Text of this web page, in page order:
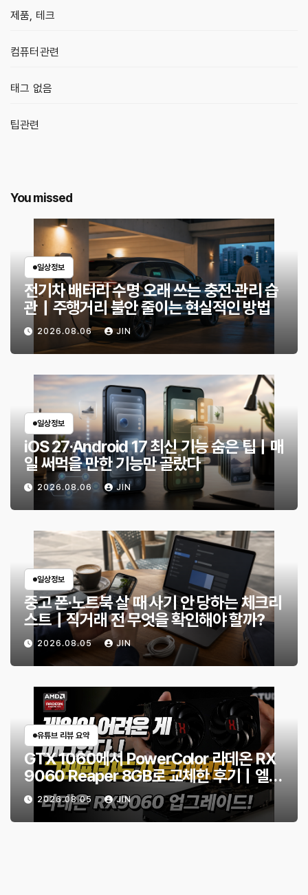
제품, 테크
컴퓨터관련
태그 없음
팁관련
You missed
일상정보
전기차 배터리 수명 오래 쓰는 충전·관리 습
관｜주행거리 불안 줄이는 현실적인 방법
2026.08.06 JIN
일상정보
iOS 27·Android 17 최신 기능 숨은 팁｜매
일 써먹을 만한 기능만 골랐다
2026.08.06 JIN
일상정보
중고 폰·노트북 살 때 사기 안 당하는 체크리
스트｜직거래 전 무엇을 확인해야 할까?
2026.08.05 JIN
유튜브 리뷰 요약
GTX 1060에서 PowerColor 라데온 RX
9060 Reaper 8GB로 교체한 후기｜엘든
링·몬스터 헌터 와일즈 체감 변화
2026.08.05 JIN